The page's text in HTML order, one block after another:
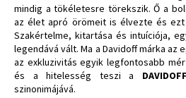
mindig a tökéletesre törekszik. Ő a
az élet apró örömeit is élvezte és
Szakértelme, kitartása és intuíciója,
legendává vált. Ma a Davidoff márka az
az exkluzivitás egyik legfontosabb
és a hitelesség teszi a DAVIDOFF
szinonimájává.